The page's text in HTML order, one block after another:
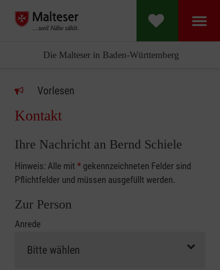
Die Malteser in Baden-Württemberg
Vorlesen
Kontakt
Ihre Nachricht an Bernd Schiele
Hinweis: Alle mit * gekennzeichneten Felder sind
Pflichtfelder und müssen ausgefüllt werden.
Zur Person
Anrede